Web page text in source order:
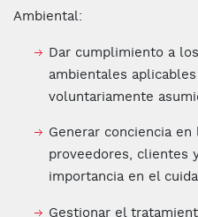
Ambiental:
Dar cumplimiento a
ambientales
voluntariamente
Generar conciencia
proveedores, clientes
importancia en el
Gestionar el